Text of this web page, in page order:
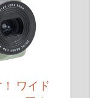
ワイド